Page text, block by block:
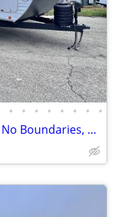
• • • • • • • •
Best prices in the state! 2026 & 2027 No Boundaries, R-Pod & Wildwood